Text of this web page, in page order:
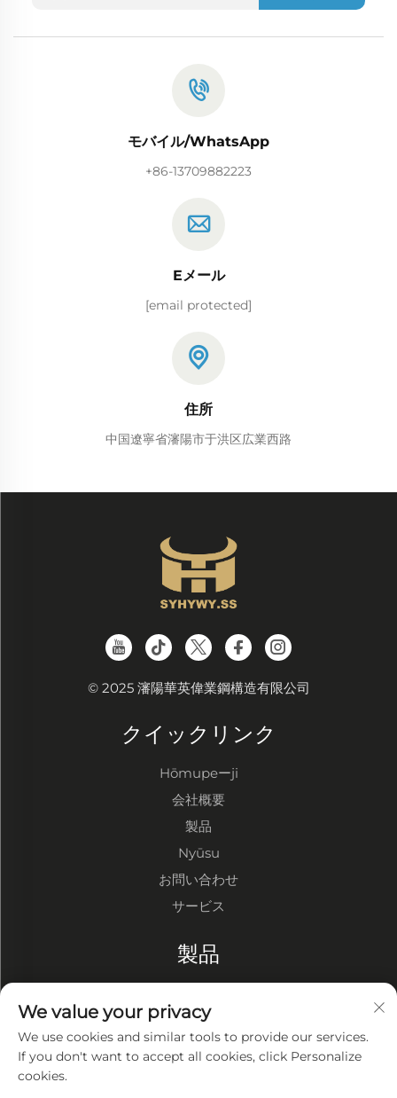
モバイル/WhatsApp
+86-13709882223
Eメール
[email protected]
住所
中国遼寧省瀋陽市于洪区広業西路
© 2025 瀋陽華英偉業鋼構造有限公司
クイックリンク
Hōmupeーji
会社概要
製品
Nyūsu
お問い合わせ
サービス
製品
鋼構造工場
鋼構造建物
We value your privacy
We use cookies and similar tools to provide our services.
If you don't want to accept all cookies, click Personalize
cookies.